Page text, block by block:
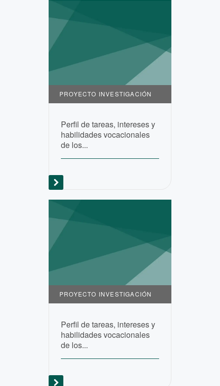
PROYECTO INVESTIGACIÓN
Perfil de tareas, intereses y
habilidades vocacionales
de los...
PROYECTO INVESTIGACIÓN
Perfil de tareas, intereses y
habilidades vocacionales
de los...